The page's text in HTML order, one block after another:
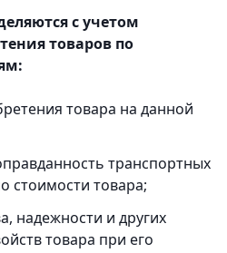
с учетом
товаров по
товара на данной
транспортных
стоимости товара;
надежности и других
товара при его